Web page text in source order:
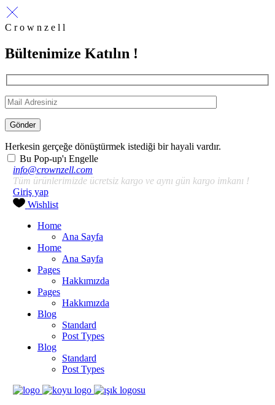
C r o w n z e l l
Bültenimize Katılın !
Gönder
Herkesin gerçeğe dönüştürmek istediği bir hayali vardır.
Bu Pop-up'ı Engelle
info@crownzell.com
Tüm ürünlerimizde ücretsiz kargo ve aynı gün kargo imkanı !
Giriş yap
Wishlist
Home
Ana Sayfa
Home
Ana Sayfa
Pages
Hakkımızda
Pages
Hakkımızda
Blog
Standard
Post Types
Blog
Standard
Post Types